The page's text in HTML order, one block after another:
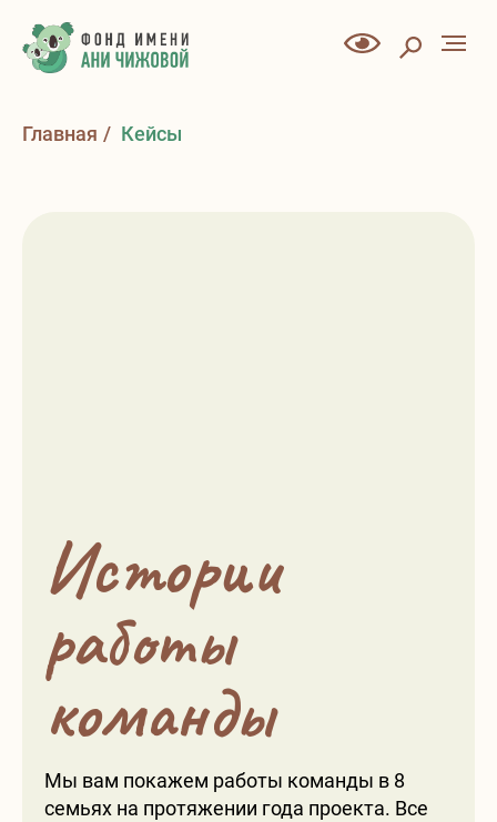
Главная / Кейсы
Истории
работы
команды
Мы вам покажем работы команды в 8
семьях на протяжении года проекта. Все